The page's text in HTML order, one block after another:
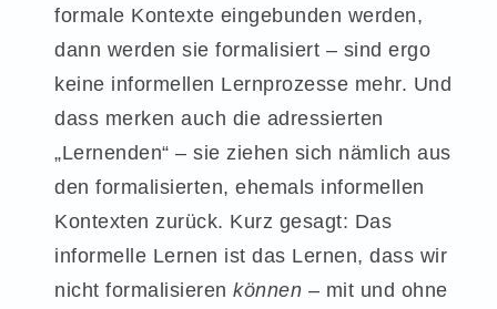
formale Kontexte eingebunden werden,
dann werden sie formalisiert – sind ergo
keine informellen Lernprozesse mehr. Und
dass merken auch die adressierten
„Lernenden“ – sie ziehen sich nämlich aus
den formalisierten, ehemals informellen
Kontexten zurück. Kurz gesagt: Das
informelle Lernen ist das Lernen, dass wir
nicht formalisierenkönnen – mit und ohne